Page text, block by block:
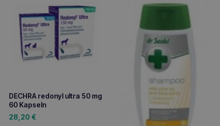
DECHRA redonyl ultra 50 mg
60 Kapseln
28,20 €